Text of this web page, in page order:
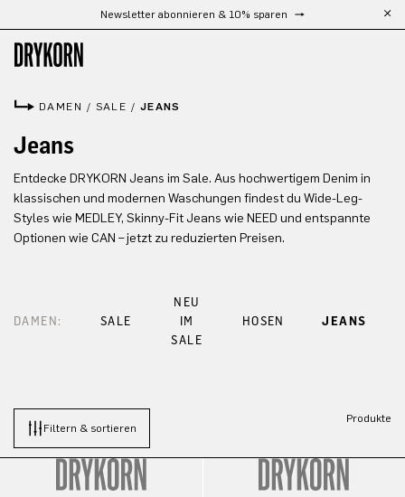
Zum Hauptinhalt springenNewsletter abonnieren & 10% sparen
DAMEN / SALE / JEANS
Jeans
Entdecke DRYKORN Jeans im Sale. Aus hochwertigem Denim in
klassischen und modernen Waschungen findest du Wide-Leg-
Styles wie MEDLEY, Skinny-Fit Jeans wie NEED und entspannte
Optionen wie CAN – jetzt zu reduzierten Preisen.
DAMEN: SALE
NEU
IM
SALE
HOSEN JEANS
Filtern & sortieren
Produkte